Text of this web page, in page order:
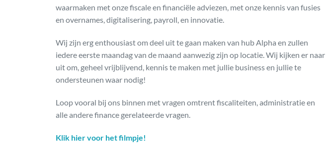
waarmaken met onze fiscale en financiële adviezen, met onze kennis van fusies
en overnames, digitalisering, payroll, en innovatie.
Wij zijn erg enthousiast om deel uit te gaan maken van hub Alpha en zullen
iedere eerste maandag van de maand aanwezig zijn op locatie. Wij kijken er naar
uit om, geheel vrijblijvend, kennis te maken met jullie business en jullie te
ondersteunen waar nodig!
Loop vooral bij ons binnen met vragen omtrent fiscaliteiten, administratie en
alle andere finance gerelateerde vragen.
Klik hier voor het filmpje!